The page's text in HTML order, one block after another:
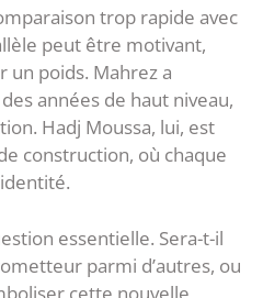
trop rapide avec
peut être motivant,
un poids. Mahrez a
années de haut niveau,
Hadj Moussa, lui, est
construction, où chaque
essentielle. Sera-t-il
parmi d’autres, ou
cette nouvelle